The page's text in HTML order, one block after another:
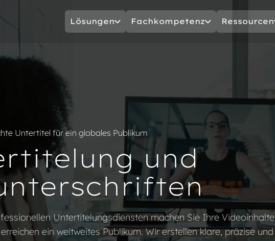
Lösungen Fachkompetenz Ressourcen
Untertitel für ein globales Publikum
und
Untertitelungsdiensten machen Sie Ihre Videoinhalte
ein weltweites Publikum. Wir erstellen klare, präzise und